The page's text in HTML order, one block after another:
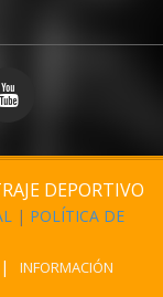
DEPORTIVO
| POLÍTICA DE
INFORMACIÓN